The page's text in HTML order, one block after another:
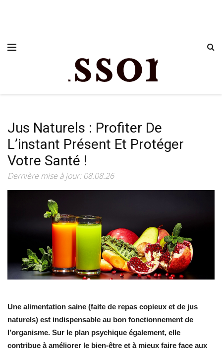
Jus Naturels : Profiter De
L’instant Présent Et Protéger
Votre Santé !
Dernière mise à jour: 08.08.26
Une alimentation saine (faite de repas copieux et de jus
naturels) est indispensable au bon fonctionnement de
l’organisme. Sur le plan psychique également, elle
contribue à améliorer le bien-être et à mieux faire face aux